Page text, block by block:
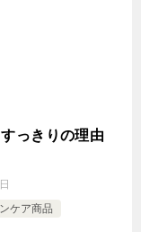
っきりの理由
ケア商品